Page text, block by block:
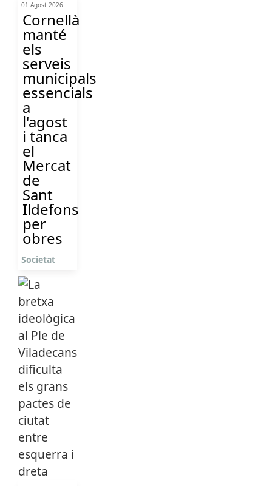
01 Agost 2026
Cornellà
manté
els
serveis
municipals
essencials
a
l'agost
i tanca
el
Mercat
de
Sant
Ildefons
per
obres
Societat